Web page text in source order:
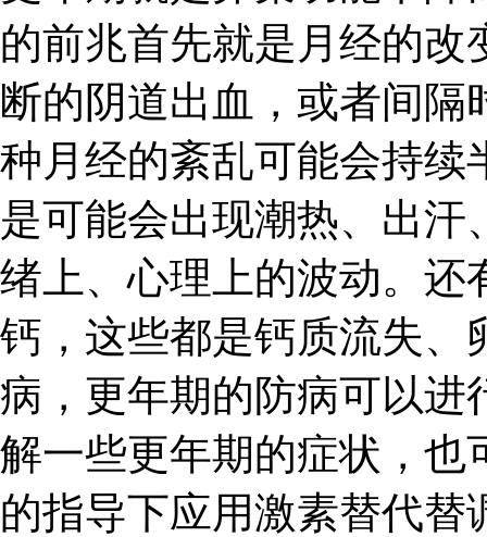
的前兆首先就是月经的
断的阴道出血，或者间
种月经的紊乱可能会持续
是可能会出现潮热、出
绪上、心理上的波动。还
钙，这些都是钙质流失、
病，更年期的防病可以进
解一些更年期的症状，也
的指导下应用激素替代替